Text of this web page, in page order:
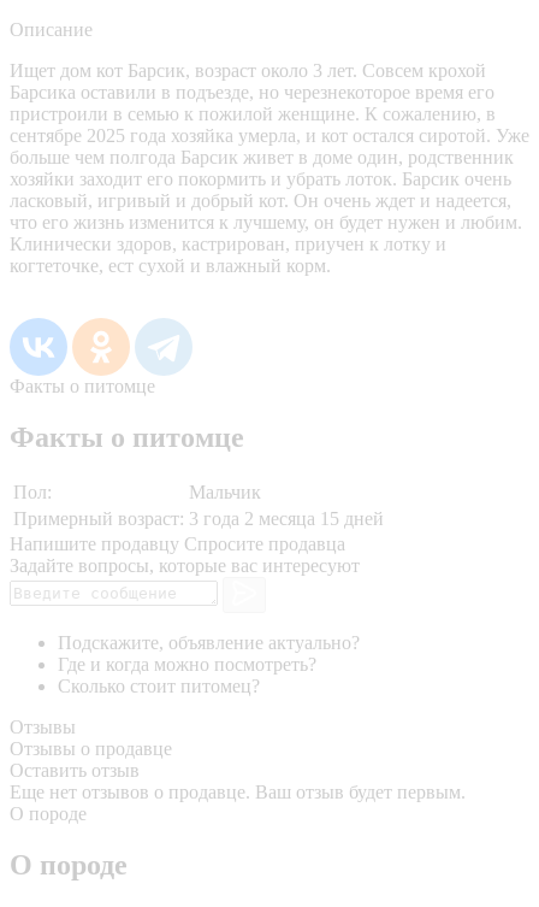
Описание
Ищет дом кот Барсик, возраст около 3 лет. Совсем крохой
Барсика оставили в подъезде, но черезнекоторое время его
пристроили в семью к пожилой женщине. К сожалению, в
сентябре 2025 года хозяйка умерла, и кот остался сиротой. Уже
больше чем полгода Барсик живет в доме один, родственник
хозяйки заходит его покормить и убрать лоток. Барсик очень
ласковый, игривый и добрый кот. Он очень ждет и надеется,
что его жизнь изменится к лучшему, он будет нужен и любим.
Клинически здоров, кастрирован, приучен к лотку и
когтеточке, ест сухой и влажный корм.
Факты о питомце
Факты о питомце
Пол:
Мальчик
Примерный возраст: 3 года 2 месяца 15 дней
Напишите продавцу Спросите продавца
Задайте вопросы, которые вас интересуют
Подскажите, объявление актуально?
Где и когда можно посмотреть?
Сколько стоит питомец?
Отзывы
Отзывы о продавце
Оставить отзыв
Еще нет отзывов о продавце. Ваш отзыв будет первым.
О породе
О породе